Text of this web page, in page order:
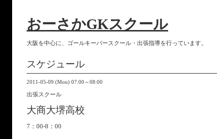
おーさかGKスクール
大阪を中心に、ゴールキーパースクール・出張指導を行っています。
スケジュール
2011-05-09 (Mon) 07:00～08:00
出張スクール
大商大堺高校
7：00-8：00